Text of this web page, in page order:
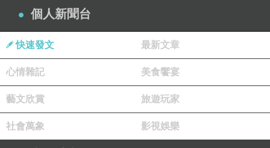
商品網址
個人新聞台
快速發文 最新文章
心情雜記 美食饗宴
藝文欣賞 旅遊玩家
社會萬象 影視娛樂